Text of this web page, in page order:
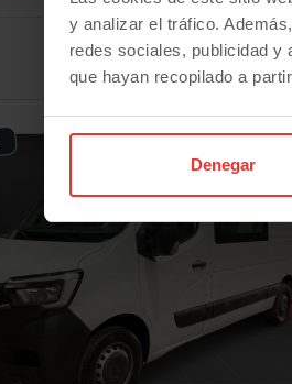
y analizar el tráfico.
redes sociales, publicidad y
que hayan recopilado a
Denegar